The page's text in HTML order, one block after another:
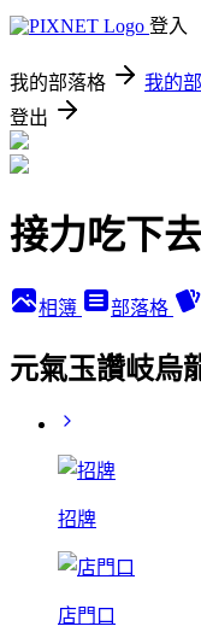
登入
我的部落格 我的
登出
接力吃下去
相簿 部落格
元氣玉讚岐烏
招牌
店門口